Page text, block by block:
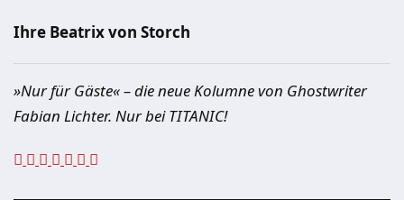
Ihre Beatrix von Storch
»Nur für Gäste« – die neue Kolumne von Ghostwriter
Fabian Lichter. Nur bei TITANIC!